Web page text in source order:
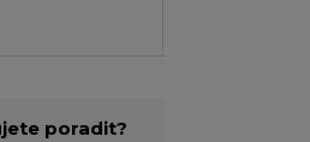
poradit?